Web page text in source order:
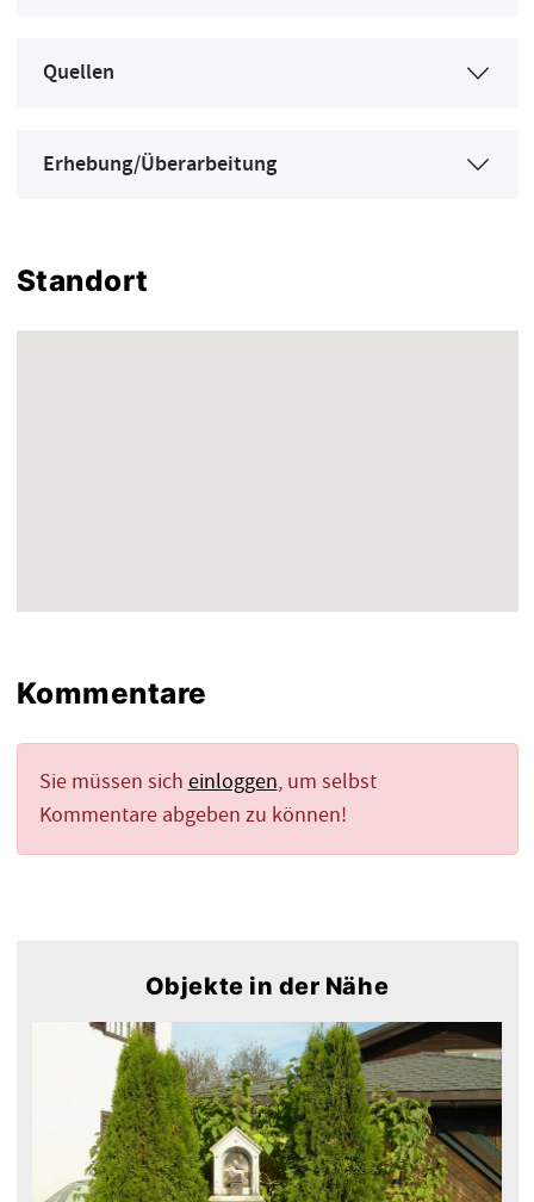
Quellen
Erhebung/Überarbeitung
Standort
Kommentare
Sie müssen sich einloggen, um selbst
Kommentare abgeben zu können!
Objekte in der Nähe